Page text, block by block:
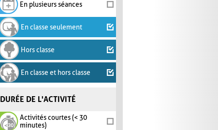
En plusieurs séances
En classe seulement
Hors classe
En classe et hors classe
DURÉE DE L'ACTIVITÉ
Activités courtes (< 30
minutes)